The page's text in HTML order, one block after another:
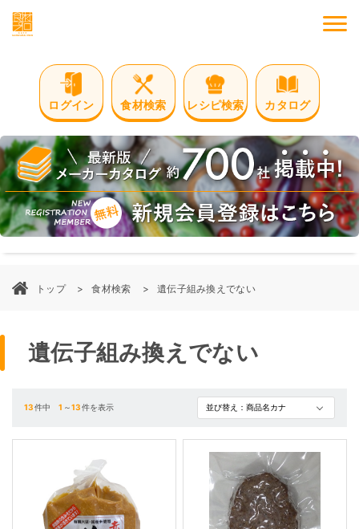
ログイン 食材検索 レシピ検索 カタログ
トップ 食材検索 遺伝子組み換えでない
遺伝子組み換えでない
13件中1 ～13件を表示